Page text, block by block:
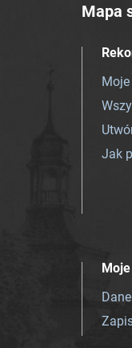
Mapa
Jak